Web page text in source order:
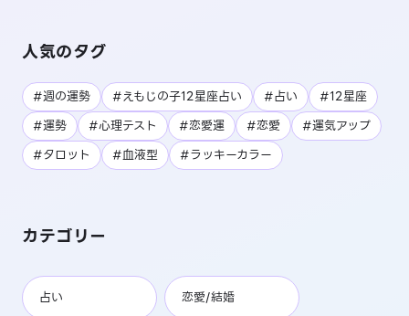
人気のタグ
#週の運勢 #えもじの子12星座占い #占い
#12星座
#運勢
#心理テスト #恋愛運 #恋愛
#運気アップ
#タロット
#血液型 #ラッキーカラー
カテゴリー
占い 恋愛/結婚